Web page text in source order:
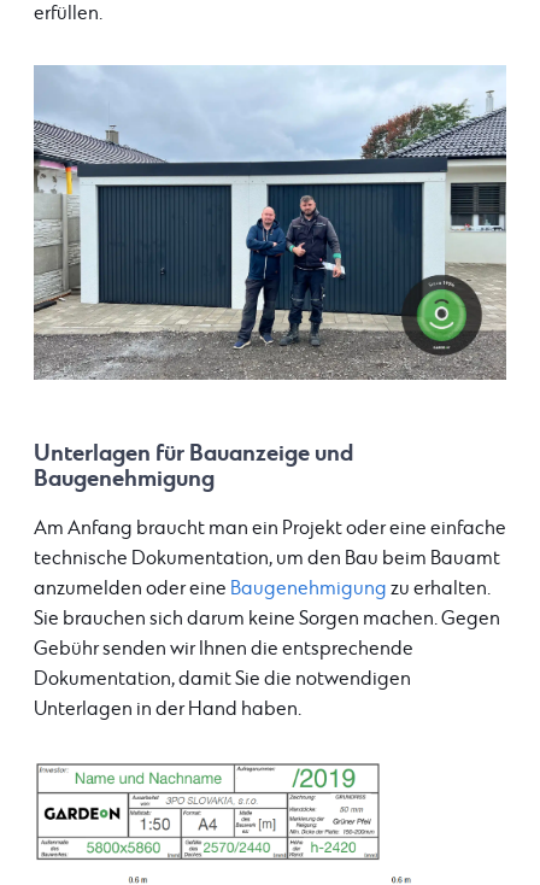
erfüllen.
Unterlagen für Bauanzeige und
Baugenehmigung
Am Anfang braucht man ein Projekt oder eine einfache
technische Dokumentation, um den Bau beim Bauamt
anzumelden oder eine Baugenehmigung zu erhalten.
Sie brauchen sich darum keine Sorgen machen. Gegen
Gebühr senden wir Ihnen die entsprechende
Dokumentation, damit Sie die notwendigen
Unterlagen in der Hand haben.